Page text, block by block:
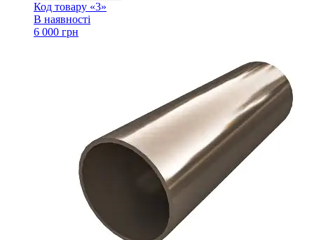
Код товару «3»
В наявності
6 000 грн